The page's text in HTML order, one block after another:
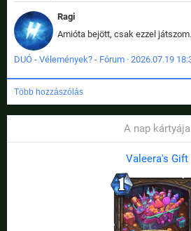
Ragi
DUÓ - Vélemények? - Fórum · 2026.07.19
Több hozzászólás
A nap kártyája
Valeera's Gift